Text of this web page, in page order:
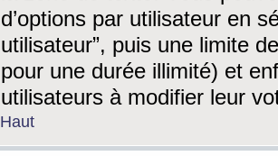
d’options par utilisateur en
utilisateur”, puis une limite
pour une durée illimité) et
utilisateurs à modifier leur
Haut